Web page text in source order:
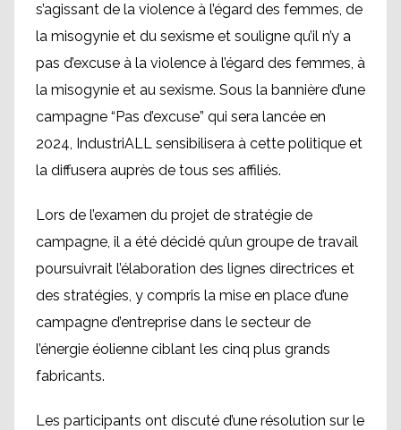
s’agissant de la violence à l’égard des femmes, de
la misogynie et du sexisme et souligne qu’il n’y a
pas d’excuse à la violence à l’égard des femmes, à
la misogynie et au sexisme. Sous la bannière d’une
campagne “Pas d’excuse” qui sera lancée en
2024, IndustriALL sensibilisera à cette politique et
la diffusera auprès de tous ses affiliés.
Lors de l’examen du projet de stratégie de
campagne, il a été décidé qu’un groupe de travail
poursuivrait l’élaboration des lignes directrices et
des stratégies, y compris la mise en place d’une
campagne d’entreprise dans le secteur de
l’énergie éolienne ciblant les cinq plus grands
fabricants.
Les participants ont discuté d’une résolution sur le